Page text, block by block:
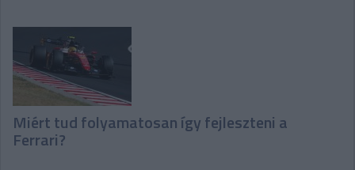
Miért tud folyamatosan így fejleszteni a
Ferrari?